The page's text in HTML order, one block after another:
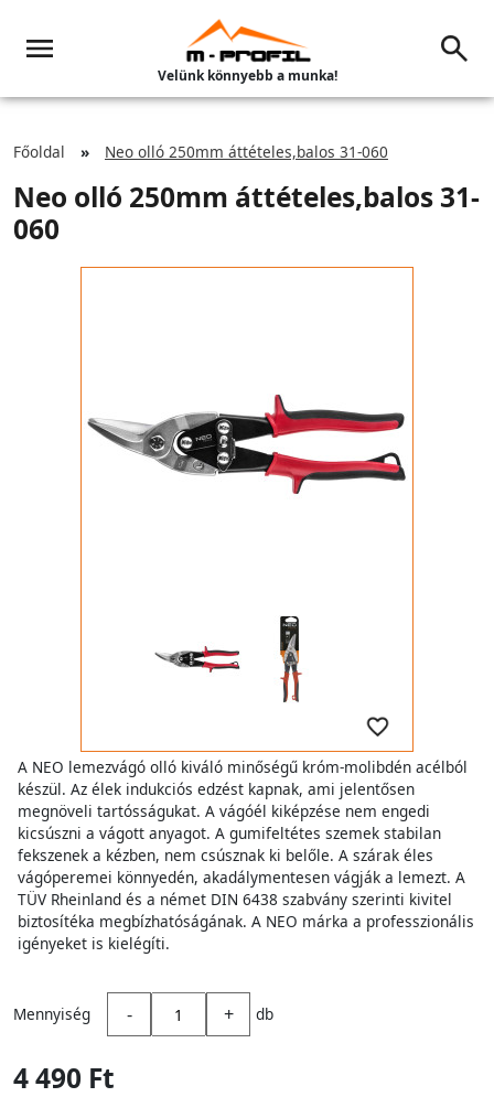
Velünk könnyebb a munka!
Főoldal Neo olló 250mm áttételes,balos 31-060
Neo olló 250mm áttételes,balos 31-
060
A NEO lemezvágó olló kiváló minőségű króm-molibdén acélból
készül. Az élek indukciós edzést kapnak, ami jelentősen
megnöveli tartósságukat. A vágóél kiképzése nem engedi
kicsúszni a vágott anyagot. A gumifeltétes szemek stabilan
fekszenek a kézben, nem csúsznak ki belőle. A szárak éles
vágóperemei könnyedén, akadálymentesen vágják a lemezt. A
TÜV Rheinland és a német DIN 6438 szabvány szerinti kivitel
biztosítéka megbízhatóságának. A NEO márka a professzionális
igényeket is kielégíti.
Mennyiség - + db
4 490 Ft